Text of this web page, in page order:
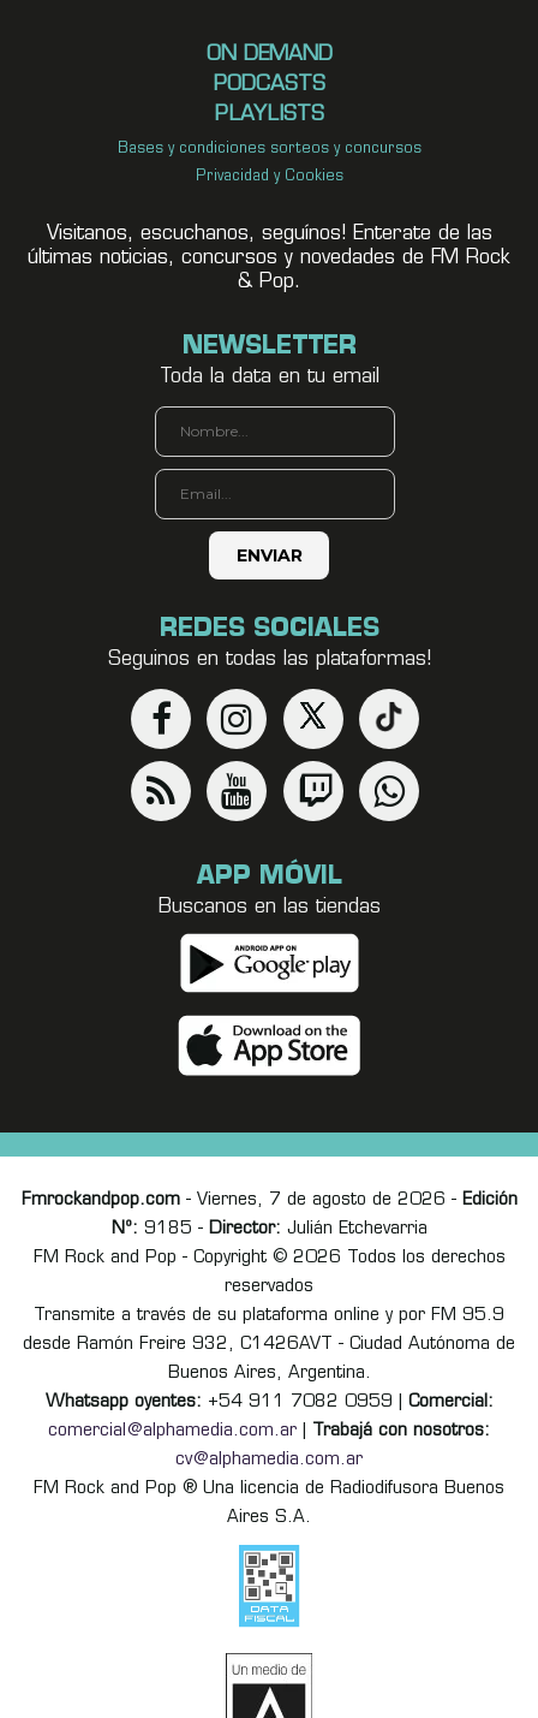
ON DEMAND
PODCASTS
PLAYLISTS
Bases y condiciones sorteos y concursos
Privacidad y Cookies
Visitanos, escuchanos, seguínos! Enterate de las
últimas noticias, concursos y novedades de FM Rock
& Pop.
NEWSLETTER
Toda la data en tu email
REDES SOCIALES
Seguinos en todas las plataformas!
APP MÓVIL
Buscanos en las tiendas
Fmrockandpop.com- Viernes, 7 de agosto de 2026 - Edición
Nº: 9185 - Director: Julián Etchevarria
FM Rock and Pop - Copyright © 2026 Todos los derechos
reservados
Transmite a través de su plataforma online y por FM 95.9
desde Ramón Freire 932, C1426AVT - Ciudad Autónoma de
Buenos Aires, Argentina.
Whatsapp oyentes: +54 911 7082 0959 | Comercial:
comercial@alphamedia.com.ar
Trabajá con nosotros:
cv@alphamedia.com.ar
FM Rock and Pop ® Una licencia de Radiodifusora Buenos
Aires S.A.